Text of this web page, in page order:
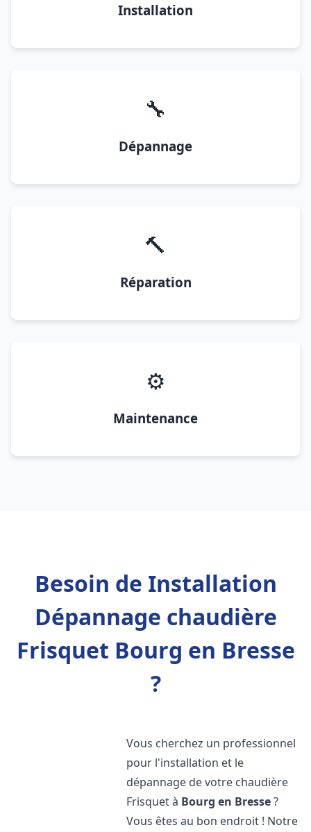
Installation
🔧
Dépannage
🔨
Réparation
⚙️
Maintenance
Besoin de Installation
Dépannage chaudière
Frisquet Bourg en Bresse
?
Vous cherchez un professionnel
pour l'installation et le
dépannage de votre chaudière
Frisquet à Bourg en Bresse?
Vous êtes au bon endroit ! Notre